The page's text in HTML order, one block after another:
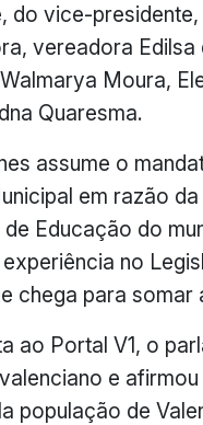
do vice-
vereadora
Moura,
Quaresma.
assume o
em razão
Educação do
no
chega para somar
ao Portal V1, o
e
população de